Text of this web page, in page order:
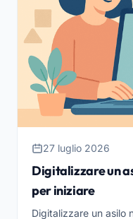
27 luglio 2026
Digitalizzare un
per iniziare
Digitalizzare un asilo